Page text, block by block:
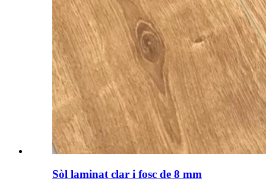
Sòl laminat clar i fosc de 8 mm